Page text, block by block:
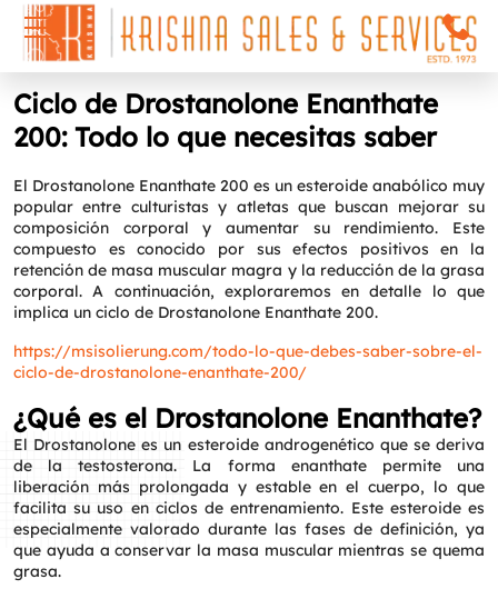
Ciclo de Drostanolone Enanthate
200: Todo lo que necesitas saber
El Drostanolone Enanthate 200 es un esteroide anabólico muy
popular entre culturistas y atletas que buscan mejorar su
composición corporal y aumentar su rendimiento. Este
compuesto es conocido por sus efectos positivos en la
retención de masa muscular magra y la reducción de la grasa
corporal. A continuación, exploraremos en detalle lo que
implica un ciclo de Drostanolone Enanthate 200.
https://msisolierung.com/todo-lo-que-debes-saber-sobre-el-
ciclo-de-drostanolone-enanthate-200/
¿Qué es el Drostanolone Enanthate?
El Drostanolone es un esteroide androgenético que se deriva
de la testosterona. La forma enanthate permite una
liberación más prolongada y estable en el cuerpo, lo que
facilita su uso en ciclos de entrenamiento. Este esteroide es
especialmente valorado durante las fases de definición, ya
que ayuda a conservar la masa muscular mientras se quema
grasa.